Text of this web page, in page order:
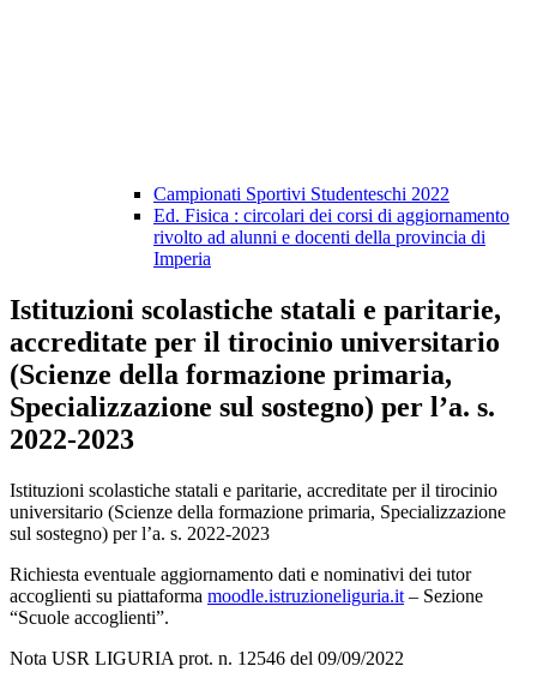
Campionati Sportivi Studenteschi 2022
Ed. Fisica : circolari dei corsi di aggiornamento
rivolto ad alunni e docenti della provincia di
Imperia
Istituzioni scolastiche statali e paritarie,
accreditate per il tirocinio universitario
(Scienze della formazione primaria,
Specializzazione sul sostegno) per l’a. s.
2022-2023
Istituzioni scolastiche statali e paritarie, accreditate per il tirocinio
universitario (Scienze della formazione primaria, Specializzazione
sul sostegno) per l’a. s. 2022-2023
Richiesta eventuale aggiornamento dati e nominativi dei tutor
accoglienti su piattaforma moodle.istruzioneliguria.it – Sezione
“Scuole accoglienti”.
Nota USR LIGURIA prot. n. 12546 del 09/09/2022